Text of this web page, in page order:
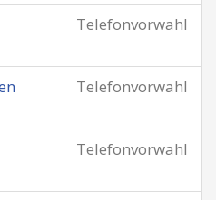
Telefonvorwahl
Telefonvorwahl
Telefonvorwahl